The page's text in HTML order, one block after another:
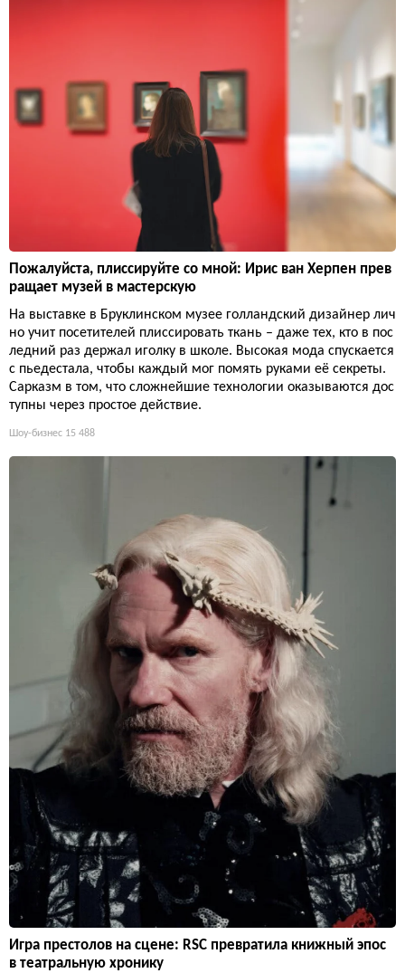
Пожалуйста, плиссируйте со мной: Ирис ван Херпен прев
ращает музей в мастерскую
На выставке в Бруклинском музее голландский дизайнер лич
но учит посетителей плиссировать ткань – даже тех, кто в пос
ледний раз держал иголку в школе. Высокая мода спускается
с пьедестала, чтобы каждый мог помять руками её секреты.
Сарказм в том, что сложнейшие технологии оказываются дос
тупны через простое действие.
Шоу-бизнес 15 488
Игра престолов на сцене: RSC превратила книжный эпос
в театральную хронику